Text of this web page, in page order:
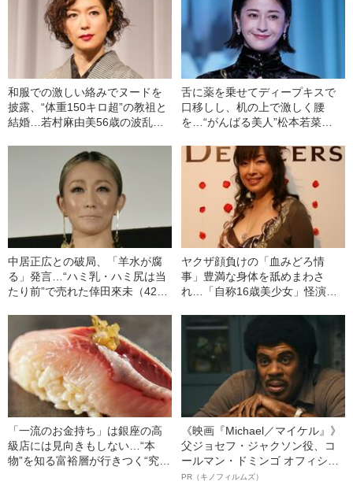
和服での激しい絡みでヌードを
披露、“体重150キロ超”の教祖と
結婚…若村麻由美56歳の波乱万
舌に薬を乗せてディープキスで
口移しし、机の上で激しく腰
を…“がんばる美人”松本若菜
中居正広との破局、「羊水が腐
る」発言…“ハミ乳・ハミ尻は当
たり前”で売れた倖田來未（42）
ヤクザ顔負けの「血みどろ情
事」豊満な身体を舐めまわさ
れ…「自称16歳美少女」怪演
ぎる“熟れ方”
「一流のお金持ち」は銀座の高
級店には見向きもしない…“本
物”を知る富裕層が行きつく“究極
《映画『Michael／マイケル』》
父ジョセフ・ジャクソン役、コ
ールマン・ドミンゴ オフィシャ
ルインタビュー“観客を魅了した
PR（キノフィルムズ）